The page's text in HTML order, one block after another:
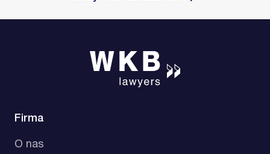
Firma
O nas